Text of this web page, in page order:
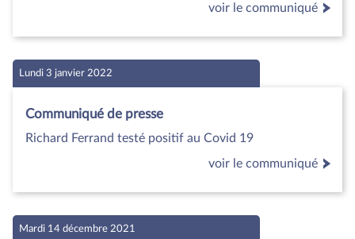
voir le communiqué
Lundi 3 janvier 2022
Communiqué de presse
Richard Ferrand testé positif au Covid 19
voir le communiqué
Mardi 14 décembre 2021